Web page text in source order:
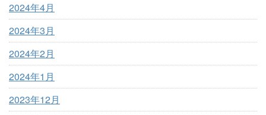
2024年4月
2024年3月
2024年2月
2024年1月
2023年12月